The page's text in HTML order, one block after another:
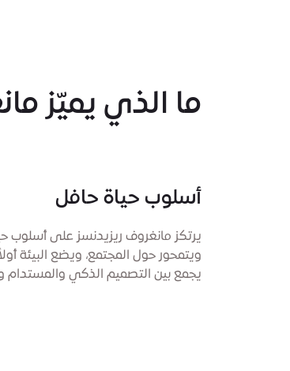
ما الذي يميّز
أسلوب حياة حافل
يرتكز مانغروف ريزيدنسز على أسلوب
ويتمحور حول المجتمع، ويضع البيئة
يجمع بين التصميم الذكي والمستدام